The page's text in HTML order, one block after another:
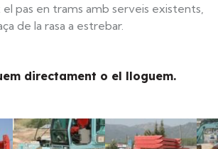
el pas en trams amb serveis existents,
de la rasa a estrebar.
directament o el lloguem.